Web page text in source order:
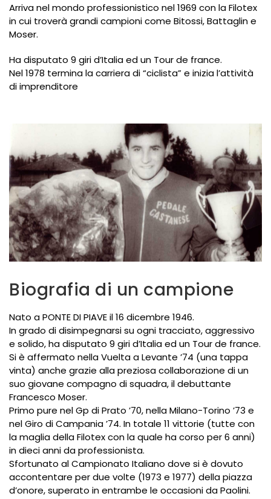
Arriva nel mondo professionistico nel 1969 con la Filotex
in cui troverà grandi campioni come Bitossi, Battaglin e
Moser.
Ha disputato 9 giri d’Italia ed un Tour de france.
Nel 1978 termina la carriera di “ciclista” e inizia l’attività
di imprenditore
Biografia di un campione
Nato a PONTE DI PIAVE il 16 dicembre 1946.
In grado di disimpegnarsi su ogni tracciato, aggressivo
e solido, ha disputato 9 giri d’Italia ed un Tour de france.
Si è affermato nella Vuelta a Levante ’74 (una tappa
vinta) anche grazie alla preziosa collaborazione di un
suo giovane compagno di squadra, il debuttante
Francesco Moser.
Primo pure nel Gp di Prato ’70, nella Milano-Torino ’73 e
nel Giro di Campania ’74. In totale 11 vittorie (tutte con
la maglia della Filotex con la quale ha corso per 6 anni)
in dieci anni da professionista.
Sfortunato al Campionato Italiano dove si è dovuto
accontentare per due volte (1973 e 1977) della piazza
d’onore, superato in entrambe le occasioni da Paolini.